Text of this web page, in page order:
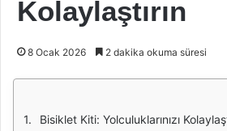
Kolaylaştırın
8 Ocak 2026 2 dakika okuma süresi
Bisiklet Kiti: Yolculuklarınızı